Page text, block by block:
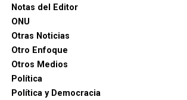
Notas del Editor
ONU
Otras Noticias
Otro Enfoque
Otros Medios
Política
Política y Democracia